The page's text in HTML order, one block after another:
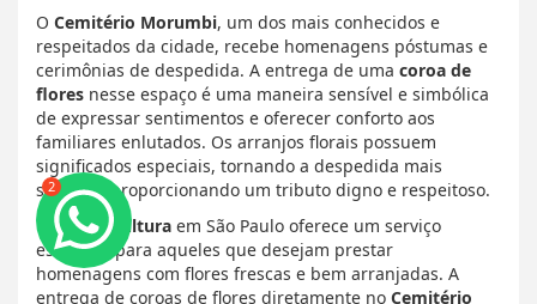
2
O Cemitério Morumbi, um dos mais conhecidos e
respeitados da cidade, recebe homenagens póstumas e
cerimônias de despedida. A entrega de uma coroa de
flores nesse espaço é uma maneira sensível e simbólica
de expressar sentimentos e oferecer conforto aos
familiares enlutados. Os arranjos florais possuem
significados especiais, tornando a despedida mais
serena e proporcionando um tributo digno e respeitoso.
Umafloricultura em São Paulo oferece um serviço
essencial para aqueles que desejam prestar
homenagens com flores frescas e bem arranjadas. A
entrega de coroas de flores diretamente no Cemitério